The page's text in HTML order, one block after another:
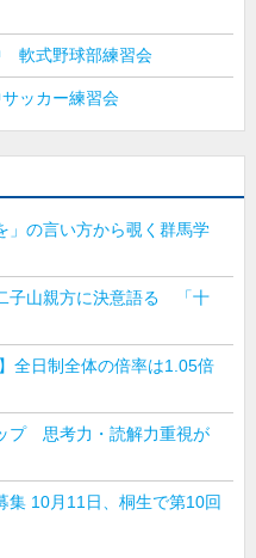
軟式野球部練習会
サッカー練習会
の言い方から覗く群馬学
子山親方に決意語る 「十
全日制全体の倍率は1.05倍
プ 思考力・読解力重視が
10月11日、桐生で第10回